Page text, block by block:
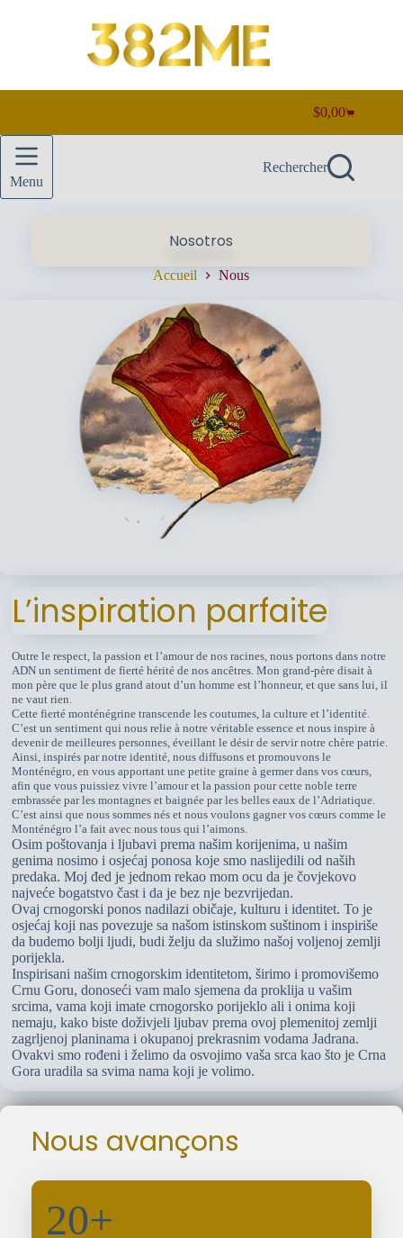
Panier
d’achat
$0,00
Menu
Rechercher
Nosotros
Accueil Nous
L’inspiration parfaite
Outre le respect, la passion et l’amour de nos racines, nous portons dans notre
ADN un sentiment de fierté hérité de nos ancêtres. Mon grand-père disait à
mon père que le plus grand atout d’un homme est l’honneur, et que sans lui, il
ne vaut rien.
Cette fierté monténégrine transcende les coutumes, la culture et l’identité.
C’est un sentiment qui nous relie à notre véritable essence et nous inspire à
devenir de meilleures personnes, éveillant le désir de servir notre chère patrie.
Ainsi, inspirés par notre identité, nous diffusons et promouvons le
Monténégro, en vous apportant une petite graine à germer dans vos cœurs,
afin que vous puissiez vivre l’amour et la passion pour cette noble terre
embrassée par les montagnes et baignée par les belles eaux de l’Adriatique.
C’est ainsi que nous sommes nés et nous voulons gagner vos cœurs comme le
Monténégro l’a fait avec nous tous qui l’aimons.
Osim poštovanja i ljubavi prema našim korijenima, u našim
genima nosimo i osjećaj ponosa koje smo naslijedili od naših
predaka. Moj đed je jednom rekao mom ocu da je čovjekovo
najveće bogatstvo čast i da je bez nje bezvrijedan.
Ovaj crnogorski ponos nadilazi običaje, kulturu i identitet. To je
osjećaj koji nas povezuje sa našom istinskom suštinom i inspiriše
da budemo bolji ljudi, budi želju da služimo našoj voljenoj zemlji
porijekla.
Inspirisani našim crnogorskim identitetom, širimo i promovišemo
Crnu Goru, donoseći vam malo sjemena da proklija u vašim
srcima, vama koji imate crnogorsko porijeklo ali i onima koji
nemaju, kako biste doživjeli ljubav prema ovoj plemenitoj zemlji
zagrljenoj planinama i okupanoj prekrasnim vodama Jadrana.
Ovakvi smo rođeni i želimo da osvojimo vaša srca kao što je Crna
Gora uradila sa svima nama koji je volimo.
Nous avançons
20+